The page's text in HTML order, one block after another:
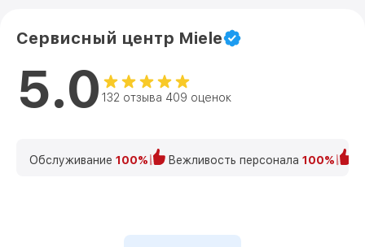
Сервисный центр Miele
5.0 132 отзыва 409 оценок
Обслуживание 100% Вежливость персонала 100%